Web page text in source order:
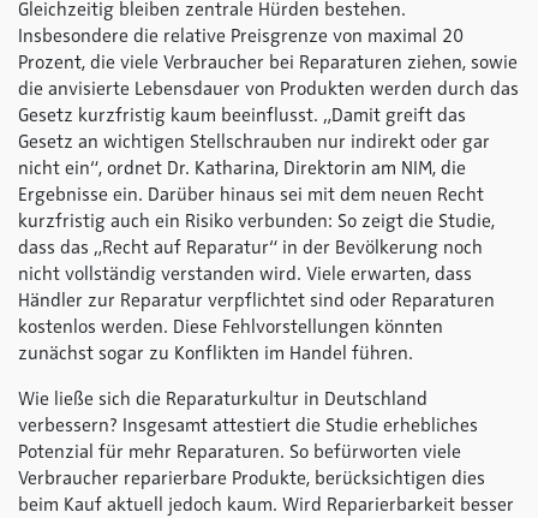
Gleichzeitig bleiben zentrale Hürden bestehen.
Insbesondere die relative Preisgrenze von maximal 20
Prozent, die viele Verbraucher bei Reparaturen ziehen, sowie
die anvisierte Lebensdauer von Produkten werden durch das
Gesetz kurzfristig kaum beeinflusst. „Damit greift das
Gesetz an wichtigen Stellschrauben nur indirekt oder gar
nicht ein“, ordnet Dr. Katharina, Direktorin am NIM, die
Ergebnisse ein. Darüber hinaus sei mit dem neuen Recht
kurzfristig auch ein Risiko verbunden: So zeigt die Studie,
dass das „Recht auf Reparatur“ in der Bevölkerung noch
nicht vollständig verstanden wird. Viele erwarten, dass
Händler zur Reparatur verpflichtet sind oder Reparaturen
kostenlos werden. Diese Fehlvorstellungen könnten
zunächst sogar zu Konflikten im Handel führen.
Wie ließe sich die Reparaturkultur in Deutschland
verbessern? Insgesamt attestiert die Studie erhebliches
Potenzial für mehr Reparaturen. So befürworten viele
Verbraucher reparierbare Produkte, berücksichtigen dies
beim Kauf aktuell jedoch kaum. Wird Reparierbarkeit besser